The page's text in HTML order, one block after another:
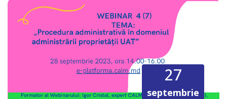
27
septembrie